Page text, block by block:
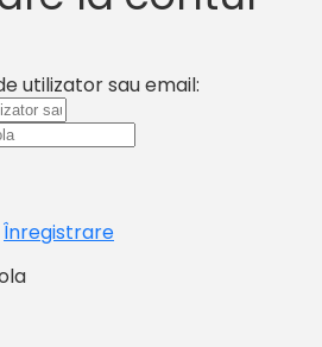
utilizator sau email:
Înregistrare